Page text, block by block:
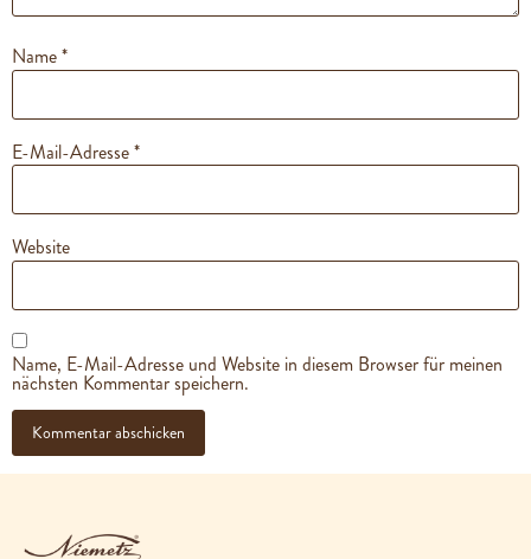
Name*
E-Mail-Adresse*
Website
Name, E-Mail-Adresse und Website in diesem Browser für meinen
nächsten Kommentar speichern.